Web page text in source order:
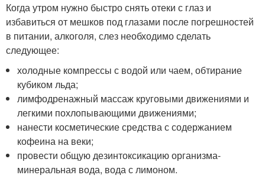
Когда утром нужно быстро снять отеки с глаз и
избавиться от мешков под глазами после погрешностей
в питании, алкоголя, слез необходимо сделать
следующее:
холодные компрессы с водой или чаем, обтирание
кубиком льда;
лимфодренажный массаж круговыми движениями и
легкими похлопывающими движениями;
нанести косметические средства с содержанием
кофеина на веки;
провести общую дезинтоксикацию организма-
минеральная вода, вода с лимоном.